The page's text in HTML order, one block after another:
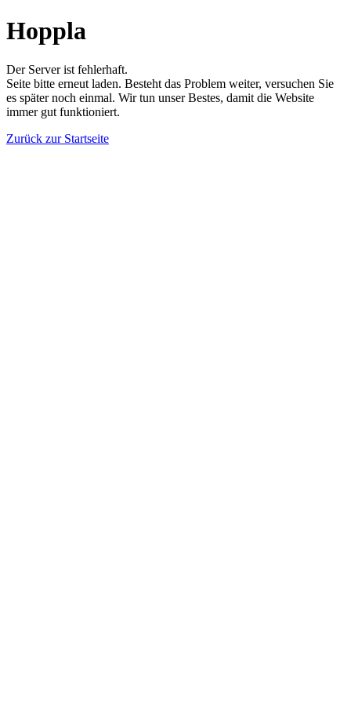
Hoppla
Der Server ist fehlerhaft.
Seite bitte erneut laden. Besteht das Problem weiter, versuchen Sie
es später noch einmal. Wir tun unser Bestes, damit die Website
immer gut funktioniert.
Zurück zur Startseite